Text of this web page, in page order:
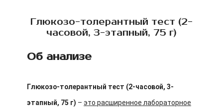
Глюкозо-толерантный тест (2-
часовой, 3-этапный, 75 г)
Об анализе
Глюкозо-толерантный тест (2-часовой, 3-
этапный, 75 г) – это расширенное лабораторное